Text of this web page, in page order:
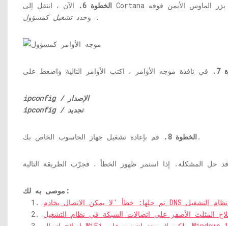
الخطوة 6.
الماوس الأيمن فوقه
وحددتشغيل كمسؤول .
7.
ipconfig / الإصدار
ipconfig / تجديد
الخطوة 8. قم بإعادة تشغيل جهاز الحاسوب الخاص بك.
موصى به لك: